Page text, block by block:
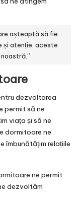
așteaptă să fie
și atenție, aceste
dezvoltarea
permit să ne
viața și să ne
dormitoare ne
îmbunătățim relațiile
ne permit
dezvoltăm